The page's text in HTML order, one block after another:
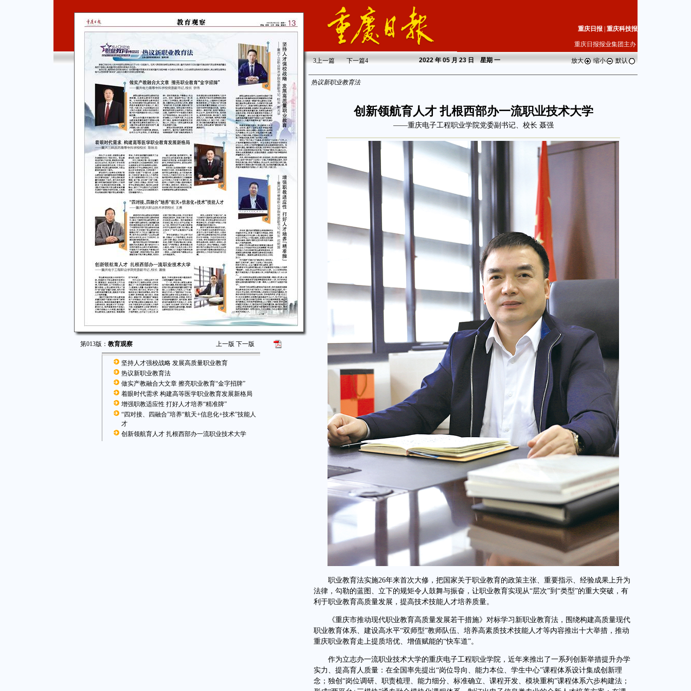
第013版： 教育观察 上一版 下一版
坚持人才强校战略 发展高质量职业教育
热议新职业教育法
做实产教融合大文章 擦亮职业教育“金字招牌”
着眼时代需求 构建高等医学职业教育发展新格局
增强职教适应性 打好人才培养“精准牌”
“四对接、四融合”培养“航天+信息化+技术”技能人
才
创新领航育人才 扎根西部办一流职业技术大学
重庆日报 重庆科技报
重庆日报报业集团主办
3上一篇 下一篇4 2022年 05 月 23 日 星期一 放大 缩小 默认
热议新职业教育法
创新领航育人才 扎根西部办一流职业技术大学
——重庆电子工程职业学院党委副书记、校长 聂强
职业教育法实施26年来首次大修，把国家关于职业教育的政策主张、重要指示、经验成果上升为
法律，勾勒的蓝图、立下的规矩令人鼓舞与振奋，让职业教育实现从“层次”到“类型”的重大突破，有
利于职业教育高质量发展，提高技术技能人才培养质量。
《重庆市推动现代职业教育高质量发展若干措施》对标学习新职业教育法，围绕构建高质量现代
职业教育体系、建设高水平“双师型”教师队伍、培养高素质技术技能人才等内容推出十大举措，推动
重庆职业教育走上提质培优、增值赋能的“快车道”。
作为立志办一流职业技术大学的重庆电子工程职业学院，近年来推出了一系列创新举措提升办学
实力、提高育人质量：在全国率先提出“岗位导向、能力本位、学生中心”课程体系设计集成创新理
念；独创“岗位调研、职责梳理、能力细分、标准确立、课程开发、模块重构”课程体系六步构建法；